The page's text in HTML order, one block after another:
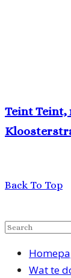
Teint Teint,
Back To Top
Wat te